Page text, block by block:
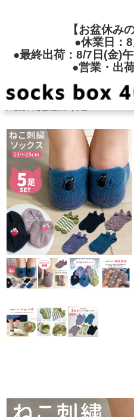
【お盆休み
●休業日：
●最終出荷：8/7日(金)
●営業・出
レディースソックス
ショート丈ソッ